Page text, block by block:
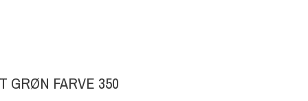
GRØN FARVE 350